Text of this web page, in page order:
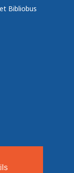
Bibliobus